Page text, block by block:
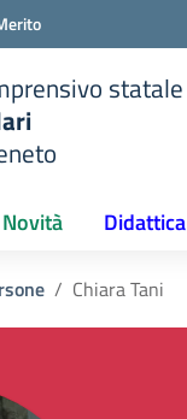
statale
Novità Didattica
Chiara Tani